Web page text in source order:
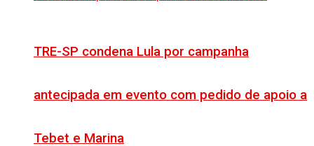
TRE-SP condena Lula por campanha
antecipada em evento com pedido de apoio a
Tebet e Marina